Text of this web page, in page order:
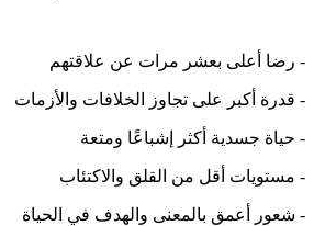
- رضا أعلى بعشر مرات عن علاقتهم
- قدرة أكبر على تجاوز الخلافات والأزمات
- حياة جسدية أكثر إشباعًا ومتعة
- مستويات أقل من القلق والاكتئاب
- شعور أعمق بالمعنى والهدف في الحياة